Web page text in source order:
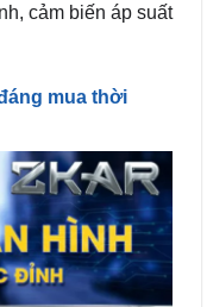
cảm biến áp suất
mua thời